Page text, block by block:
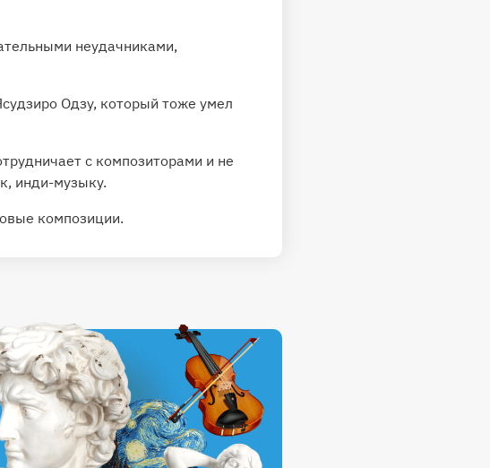
неудачниками,
Одзу, который тоже умел
с композиторами и не
инди-музыку.
композиции.